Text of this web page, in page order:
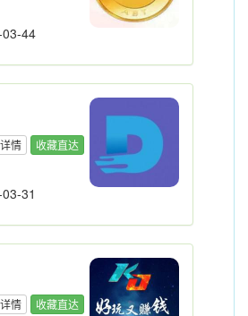
44
情
收藏直达
31
情
收藏直达